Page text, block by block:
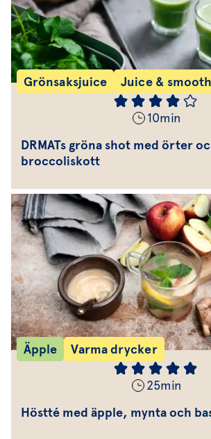
Grönsaksjuice Juice &
10min
DRMATs gröna shot med örter
broccoliskott
Äpple Varma drycker
25min
Höstté med äpple, mynta och